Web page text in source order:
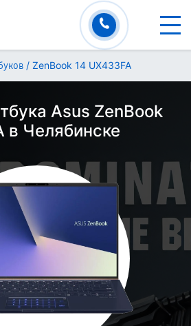
/ ZenBook 14 UX433FA
Asus ZenBook
в Челябинске